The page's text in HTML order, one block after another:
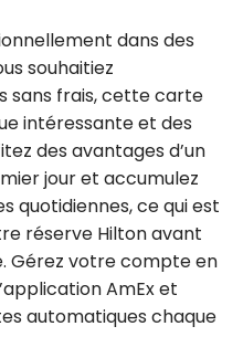
dans des
souhaitiez
sans frais, cette carte
intéressante et des
des avantages d’un
jour et accumulez
quotidiennes, ce qui est
réserve Hilton avant
Gérez votre compte en
AmEx et
automatiques chaque